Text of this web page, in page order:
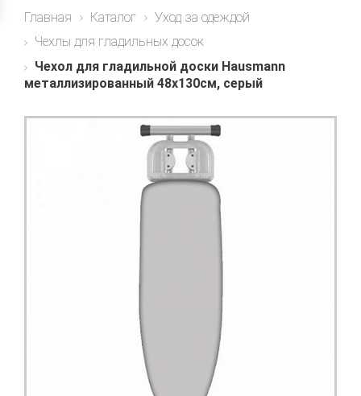
Главная Каталог
Уход за одеждой
Чехлы для гладильных досок
Чехол для гладильной доски Hausmann
металлизированный 48x130см, серый